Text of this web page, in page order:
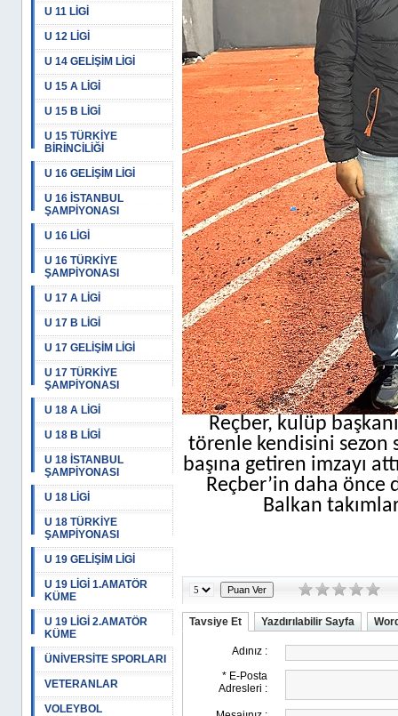
U 11 LİGİ
U 12 LİGİ
U 14 GELİŞİM LİGİ
U 15 A LİGİ
U 15 B LİGİ
U 15 TÜRKİYE
BİRİNCİLİĞİ
U 16 GELİŞİM LİGİ
U 16 İSTANBUL
ŞAMPİYONASI
U 16 LİGİ
U 16 TÜRKİYE
ŞAMPİYONASI
U 17 A LİGİ
U 17 B LİGİ
U 17 GELİŞİM LİGİ
U 17 TÜRKİYE
ŞAMPİYONASI
U 18 A LİGİ
U 18 B LİGİ
U 18 İSTANBUL
ŞAMPİYONASI
U 18 LİGİ
U 18 TÜRKİYE
ŞAMPİYONASI
U 19 GELİŞİM LİGİ
U 19 LİGİ 1.AMATÖR
KÜME
U 19 LİGİ 2.AMATÖR
KÜME
ÜNİVERSİTE SPORLARI
VETERANLAR
VOLEYBOL
Reçber, kulüp
törenle kendisini sezon
başına getiren imzayı
Reçber’in daha önce
Balkan
Tavsiye Et Yazdırılabilir Sayfa